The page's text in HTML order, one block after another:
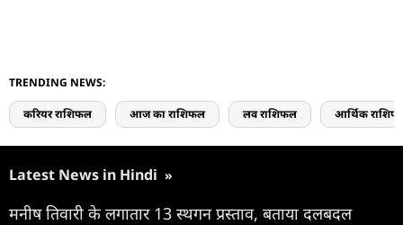
TRENDING NEWS:
करियर राशिफल आज का राशिफल लव राशिफल आर्थिक
Latest News in Hindi »
मनीष तिवारी के लगातार 13 स्थगन प्रस्ताव, बताया दलबदल